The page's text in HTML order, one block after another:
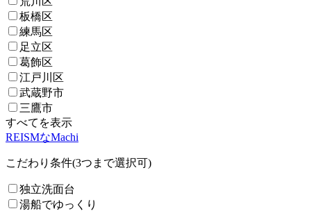
板橋区
練馬区
足立区
葛飾区
江戸川区
武蔵野市
三鷹市
すべてを表示
REISMなMachi
こだわり条件(3つまで選択可)
独立洗面台
湯船でゆっくり